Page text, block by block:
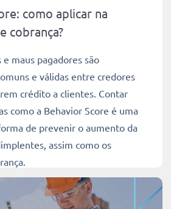
como aplicar na
cobrança?
maus pagadores são
e válidas entre credores
crédito a clientes. Contar
como a Behavior Score é uma
de prevenir o aumento da
assim como os